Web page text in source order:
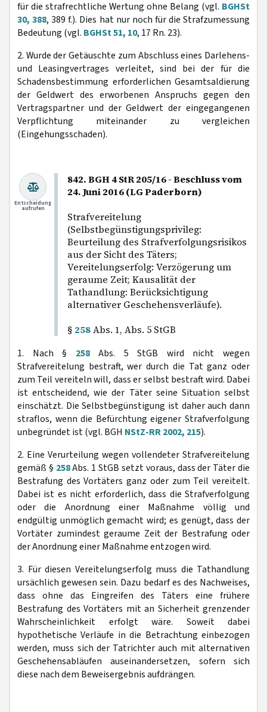
für die strafrechtliche Wertung ohne Belang (vgl. BGHSt
30, 388, 389 f.). Dies hat nur noch für die Strafzumessung
Bedeutung (vgl. BGHSt 51, 10, 17 Rn. 23).
2. Wurde der Getäuschte zum Abschluss eines Darlehens-
und Leasingvertrages verleitet, sind bei der für die
Schadensbestimmung erforderlichen Gesamtsaldierung
der Geldwert des erworbenen Anspruchs gegen den
Vertragspartner und der Geldwert der eingegangenen
Verpflichtung miteinander zu vergleichen
(Eingehungsschaden).
842. BGH 4 StR 205/16 - Beschluss vom
24. Juni 2016 (LG Paderborn)
Strafvereitelung
(Selbstbegünstigungsprivileg:
Beurteilung des Strafverfolgungsrisikos
aus der Sicht des Täters;
Vereitelungserfolg: Verzögerung um
geraume Zeit; Kausalität der
Tathandlung: Berücksichtigung
alternativer Geschehensverläufe).
§ 258Abs. 1, Abs. 5 StGB
Entscheidung
aufrufen
1. Nach § 258Abs. 5 StGB wird nicht wegen
Strafvereitelung bestraft, wer durch die Tat ganz oder
zum Teil vereiteln will, dass er selbst bestraft wird. Dabei
ist entscheidend, wie der Täter seine Situation selbst
einschätzt. Die Selbstbegünstigung ist daher auch dann
straflos, wenn die Befürchtung eigener Strafverfolgung
unbegründet ist (vgl. BGH NStZ-RR 2002, 215).
2. Eine Verurteilung wegen vollendeter Strafvereitelung
gemäß § 258Abs. 1 StGB setzt voraus, dass der Täter die
Bestrafung des Vortäters ganz oder zum Teil vereitelt.
Dabei ist es nicht erforderlich, dass die Strafverfolgung
oder die Anordnung einer Maßnahme völlig und
endgültig unmöglich gemacht wird; es genügt, dass der
Vortäter zumindest geraume Zeit der Bestrafung oder
der Anordnung einer Maßnahme entzogen wird.
3. Für diesen Vereitelungserfolg muss die Tathandlung
ursächlich gewesen sein. Dazu bedarf es des Nachweises,
dass ohne das Eingreifen des Täters eine frühere
Bestrafung des Vortäters mit an Sicherheit grenzender
Wahrscheinlichkeit erfolgt wäre. Soweit dabei
hypothetische Verläufe in die Betrachtung einbezogen
werden, muss sich der Tatrichter auch mit alternativen
Geschehensabläufen auseinandersetzen, sofern sich
diese nach dem Beweisergebnis aufdrängen.